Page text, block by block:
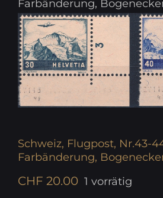
Farbänderung,
Schweiz, Flugpost, Nr.43-
Farbänderung,
CHF 20.00 1 vorrätig